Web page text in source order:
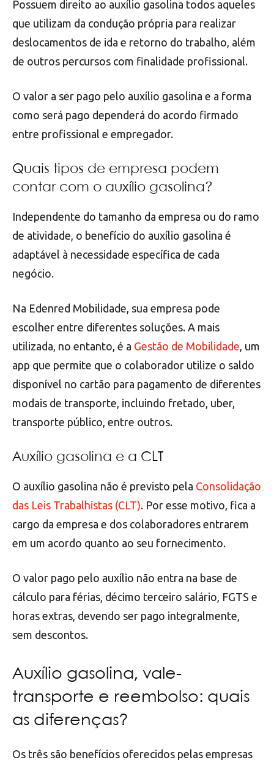
Possuem direito ao auxílio gasolina todos aqueles
que utilizam da condução própria para realizar
deslocamentos de ida e retorno do trabalho, além
de outros percursos com finalidade profissional.
O valor a ser pago pelo auxílio gasolina e a forma
como será pago dependerá do acordo firmado
entre profissional e empregador.
Quais tipos de empresa podem
contar com o auxílio gasolina?
Independente do tamanho da empresa ou do ramo
de atividade, o benefício do auxílio gasolina é
adaptável à necessidade específica de cada
negócio.
Na Edenred Mobilidade, sua empresa pode
escolher entre diferentes soluções. A mais
utilizada, no entanto, é a Gestão de Mobilidade, um
app que permite que o colaborador utilize o saldo
disponível no cartão para pagamento de diferentes
modais de transporte, incluindo fretado, uber,
transporte público, entre outros.
Auxílio gasolina e a CLT
O auxílio gasolina não é previsto pela Consolidação
das Leis Trabalhistas (CLT). Por esse motivo, fica a
cargo da empresa e dos colaboradores entrarem
em um acordo quanto ao seu fornecimento.
O valor pago pelo auxílio não entra na base de
cálculo para férias, décimo terceiro salário, FGTS e
horas extras, devendo ser pago integralmente,
sem descontos.
Auxílio gasolina, vale-
transporte e reembolso: quais
as diferenças?
Os três são benefícios oferecidos pelas empresas